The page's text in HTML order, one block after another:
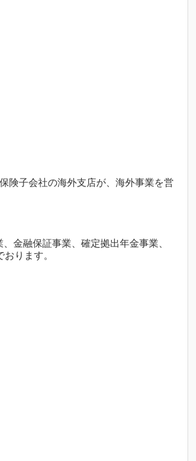
険子会社の海外支店が、海外事業を営
金融保証事業、確定拠出年金事業、
ります。